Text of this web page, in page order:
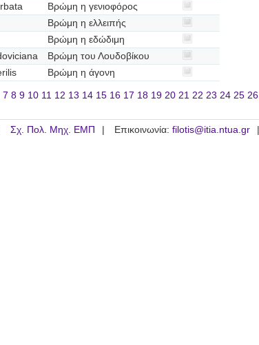
Βρώμη η γενιοφόρος
Βρώμη η ελλειπής
Βρώμη η εδώδιμη
Βρώμη του Λουδοβίκου
Βρώμη η άγονη
7 8 9 10 11 12 13 14 15 16 17 18 19 20 21 22 23 24 25 26
Σχ. Πολ. Μηχ. ΕΜΠ Επικοινωνία: filotis@itia.ntua.gr